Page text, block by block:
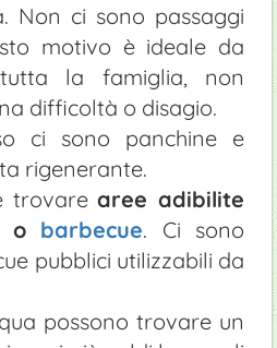
Non ci sono passaggi
motivo è ideale da
la famiglia, non
difficoltà o disagio.
ci sono panchine e
rigenerante.
trovarearee adibilite
o barbecue. Ci sono
pubblici utilizzabili da
possono trovare un